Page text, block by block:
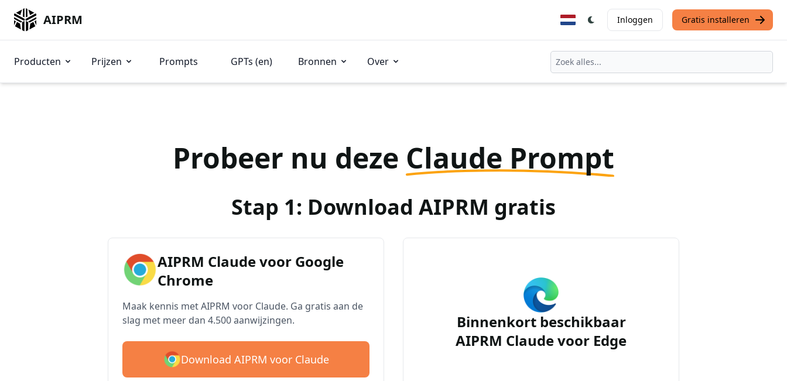
AIPRM Inloggen Gratis installeren
Producten Prijzen Prompts GPTs (en) Bronnen Over
Probeer nu deze Claude Prompt
Stap 1: Download AIPRM gratis
AIPRM Claude voor Google
Chrome
Maak kennis met AIPRM voor Claude. Ga gratis aan de
slag met meer dan 4.500 aanwijzingen.
Download AIPRM voor Claude
Binnenkort beschikbaar
AIPRM Claude voor Edge